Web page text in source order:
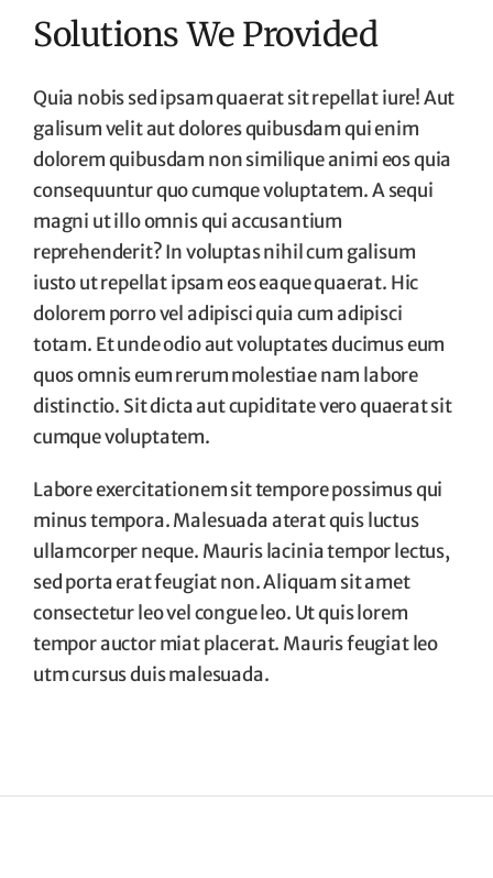
Solutions We Provided
Quia nobis sed ipsam quaerat sit repellat iure! Aut
galisum velit aut dolores quibusdam qui enim
dolorem quibusdam non similique animi eos quia
consequuntur quo cumque voluptatem. A sequi
magni ut illo omnis qui accusantium
reprehenderit? In voluptas nihil cum galisum
iusto ut repellat ipsam eos eaque quaerat. Hic
dolorem porro vel adipisci quia cum adipisci
totam. Et unde odio aut voluptates ducimus eum
quos omnis eum rerum molestiae nam labore
distinctio. Sit dicta aut cupiditate vero quaerat sit
cumque voluptatem.
Labore exercitationem sit tempore possimus qui
minus tempora. Malesuada aterat quis luctus
ullamcorper neque. Mauris lacinia tempor lectus,
sed porta erat feugiat non. Aliquam sit amet
consectetur leo vel congue leo. Ut quis lorem
tempor auctor miat placerat. Mauris feugiat leo
utm cursus duis malesuada.